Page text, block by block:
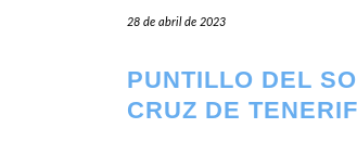
28 de abril de 2023
PUNTILLO DEL
CRUZ DE